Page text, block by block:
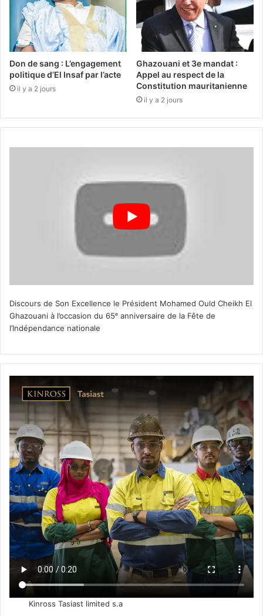
Don de sang : L’engagement
politique d’El Insaf par l’acte
il y a 2 jours
Ghazouani et 3e mandat :
Appel au respect de la
Constitution mauritanienne
il y a 2 jours
Discours de Son Excellence le Président Mohamed Ould Cheikh El
Ghazouani à l’occasion du 65ᵉ anniversaire de la Fête de
l’Indépendance nationale
Kinross Tasiast limited s.a